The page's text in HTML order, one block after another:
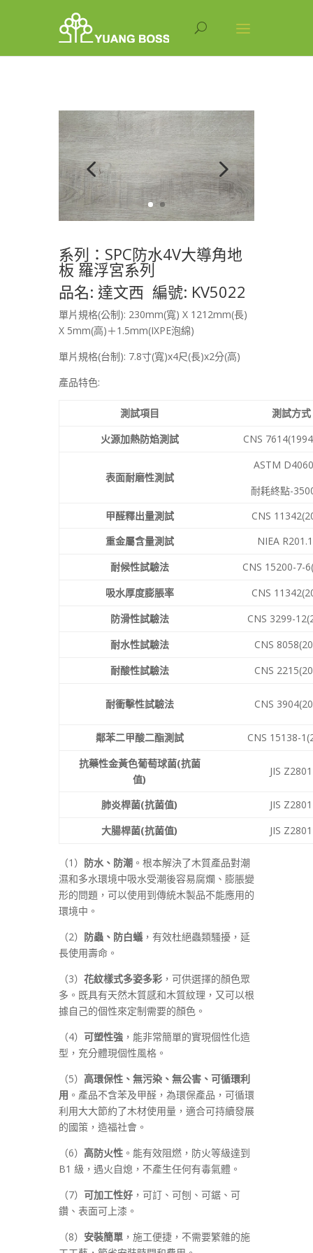
系列：SPC防水4V大導角地
板 羅浮宮系列
品名: 達文西 編號: KV5022
單片規格(公制): 230mm(寬) X 1212mm(長)
X 5mm(高)＋1.5mm(IXPE泡綿)
單片規格(台制): 7.8寸(寬)x4尺(長)x2分(高)
產品特色:
測試項目
測試方式
火源加熱防焰測試
CNS
表面耐磨性測試
ASTM
耐耗終點-
甲醛釋出量測試
CNS
重金屬含量測試
NIEA
耐候性試驗法
CNS 15200-7-
吸水厚度膨脹率
CNS
防滑性試驗法
CNS 3299-
耐水性試驗法
CNS
耐酸性試驗法
CNS
耐衝擊性試驗法 CNS
鄰苯二甲酸二酯測試
CNS 15138-
抗藥性金黃色葡萄球菌(抗菌
值)
JIS Z2801
肺炎桿菌(抗菌值)
JIS Z2801
大腸桿菌(抗菌值)
JIS Z2801
（1） 防水、防潮 。根本解決了木質產品對潮
濕和多水環境中吸水受潮後容易腐爛、膨脹變
形的問題，可以使用到傳統木製品不能應用的
環境中。
（2） 防蟲、防白蟻 ，有效杜絕蟲類騷擾，延
長使用壽命。
（3） 花紋樣式多姿多彩 ，可供選擇的顏色眾
多。既具有天然木質感和木質紋理，又可以根
據自己的個性來定制需要的顏色。
（4） 可塑性強 ，能非常簡單的實現個性化造
型，充分體現個性風格。
（5） 高環保性、無污染、無公害、可循環利
用 。產品不含苯及甲醛，為環保產品，可循環
利用大大節約了木材使用量，適合可持續發展
的國策，造福社會。
（6） 高防火性 。能有效阻燃，防火等級達到
B1 級，遇火自熄，不產生任何有毒氣體。
（7） 可加工性好 ，可訂、可刨、可鋸、可
鑽、表面可上漆。
（8） 安裝簡單 ，施工便捷，不需要繁雜的施